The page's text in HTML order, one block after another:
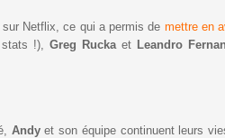
Netflix, ce qui a permis de mettre en
!), Greg Rucka et Leandro
Andyet son équipe continuent leurs